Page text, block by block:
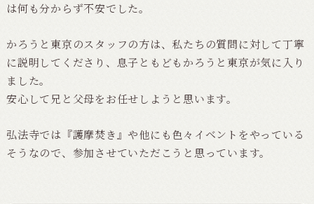
は何も分からず不安でした。
かろうと東京のスタッフの方は、私たちの質問に対して丁寧
に説明してくださり、息子ともどもかろうと東京が気に入り
ました。
安心して兄と父母をお任せしようと思います。
弘法寺では『護摩焚き』や他にも色々イベントをやっている
そうなので、参加させていただこうと思っています。